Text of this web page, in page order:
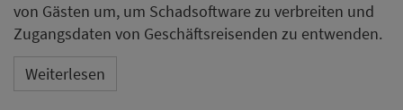
von Gästen um, um Schadsoftware zu verbreiten und
Zugangsdaten von Geschäftsreisenden zu entwenden.
Weiterlesen